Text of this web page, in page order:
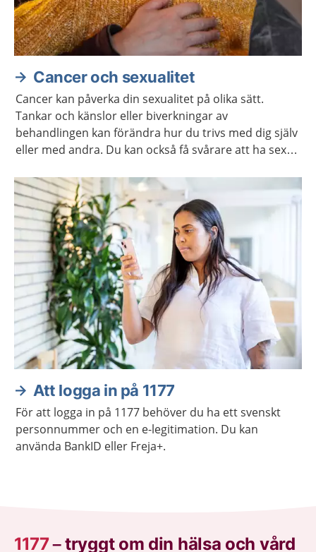
Cancer och sexualitet
Cancer kan påverka din sexualitet på olika sätt.
Tankar och känslor eller biverkningar av
behandlingen kan förändra hur du trivs med dig själv
eller med andra. Du kan också få svårare att ha sex
lusten och förmågan att ha sex.
Att logga in på 1177
För att logga in på 1177 behöver du ha ett svenskt
personnummer och en e-legitimation. Du kan
använda BankID eller Freja+.
1177–tryggt om din hälsa och vård